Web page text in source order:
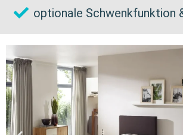
optionale Schwenkfunktion